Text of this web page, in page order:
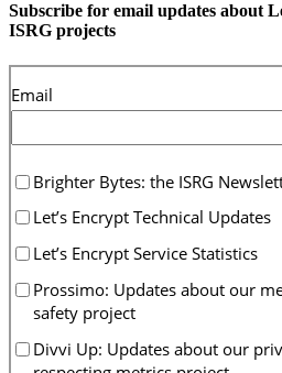
Subscribe for email updates about
ISRG projects